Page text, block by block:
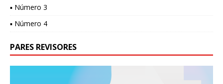
▪ Número 3
▪ Número 4
PARES REVISORES